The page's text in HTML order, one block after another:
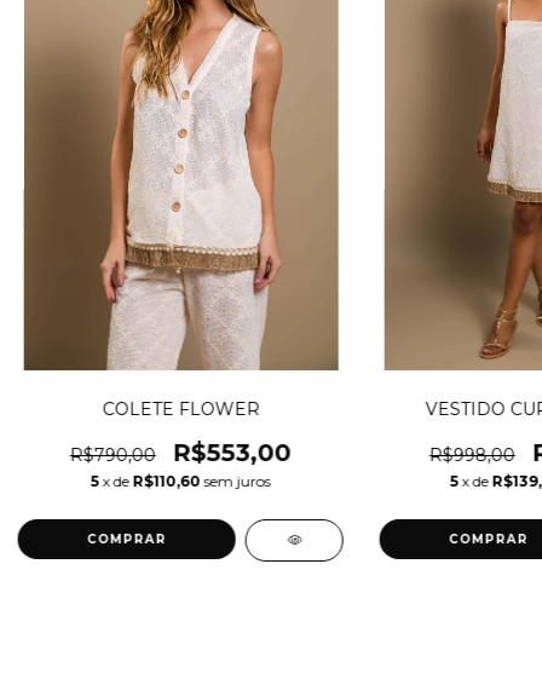
COLETE FLOWER
R$790,00 R$553,00
5 x de R$110,60 sem juros
COMPRAR
VESTIDO
R$998,00
5 x de
COMPRAR